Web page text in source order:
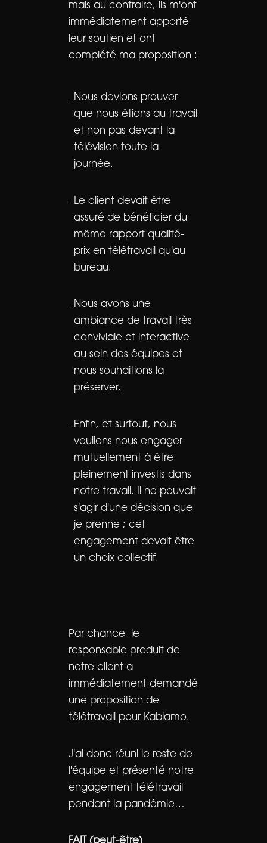
mais au contraire, ils m'ont
immédiatement apporté
leur soutien et ont
complété ma proposition :
Nous devions prouver
que nous étions au travail
et non pas devant la
télévision toute la
journée.
Le client devait être
assuré de bénéficier du
même rapport qualité-
prix en télétravail qu'au
bureau.
Nous avons une
ambiance de travail très
conviviale et interactive
au sein des équipes et
nous souhaitions la
préserver.
Enfin, et surtout, nous
voulions nous engager
mutuellement à être
pleinement investis dans
notre travail. Il ne pouvait
s'agir d'une décision que
je prenne ; cet
engagement devait être
un choix collectif.
Par chance, le
responsable produit de
notre client a
immédiatement demandé
une proposition de
télétravail pour Kablamo.
J'ai donc réuni le reste de
l'équipe et présenté notre
engagement télétravail
pendant la pandémie…